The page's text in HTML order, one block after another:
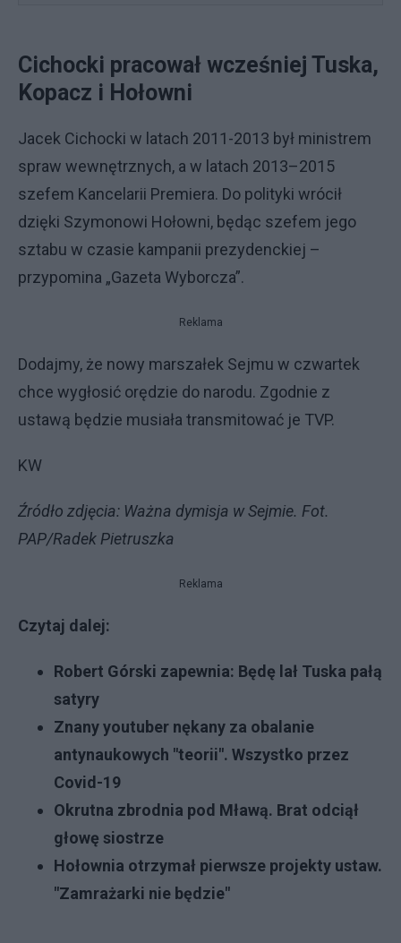
Cichocki pracował wcześniej Tuska,
Kopacz i Hołowni
Jacek Cichocki w latach 2011-2013 był ministrem
spraw wewnętrznych, a w latach 2013–2015
szefem Kancelarii Premiera. Do polityki wrócił
dzięki Szymonowi Hołowni, będąc szefem jego
sztabu w czasie kampanii prezydenckiej –
przypomina „Gazeta Wyborcza”.
Reklama
Dodajmy, że nowy marszałek Sejmu w czwartek
chce wygłosić orędzie do narodu. Zgodnie z
ustawą będzie musiała transmitować je TVP.
KW
Źródło zdjęcia: Ważna dymisja w Sejmie. Fot.
PAP/Radek Pietruszka
Reklama
Czytaj dalej:
Robert Górski zapewnia: Będę lał Tuska pałą
satyry
Znany youtuber nękany za obalanie
antynaukowych "teorii". Wszystko przez
Covid-19
Okrutna zbrodnia pod Mławą. Brat odciął
głowę siostrze
Hołownia otrzymał pierwsze projekty ustaw.
"Zamrażarki nie będzie"